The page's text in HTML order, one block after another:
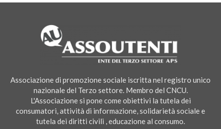
Associazione di promozione sociale iscritta nel registro unico
nazionale del Terzo settore. Membro del CNCU.
L'Associazione si pone come obiettivi la tutela dei
consumatori, attività di informazione, solidarietà sociale e
tutela dei diritti civili , educazione al consumo.